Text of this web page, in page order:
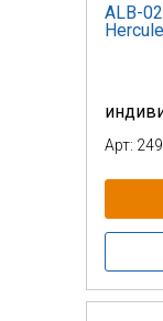
ALB-
Арт: